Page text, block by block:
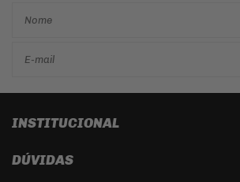
INSTITUCIONAL
DÚVIDAS